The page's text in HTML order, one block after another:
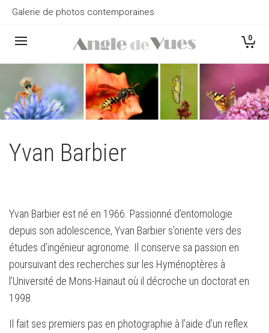
Galerie de photos contemporaines
0
Yvan Barbier
Yvan Barbier est né en 1966. Passionné d’entomologie
depuis son adolescence, Yvan Barbier s’oriente vers des
études d’ingénieur agronome. Il conserve sa passion en
poursuivant des recherches sur les Hyménoptères à
l’Université de Mons-Hainaut où il décroche un doctorat en
1998.
Il fait ses premiers pas en photographie à l’aide d’un reflex